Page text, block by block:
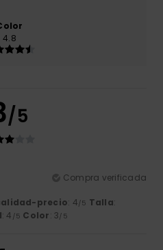
4.8
/5
Compra verificada
precio: 4/5 Talla:
: 4 /5 Color: 3/5